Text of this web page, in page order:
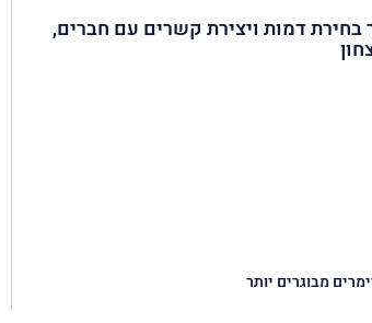
דמות ויצירת קשרים עם חברים,
מבוגרים יותר